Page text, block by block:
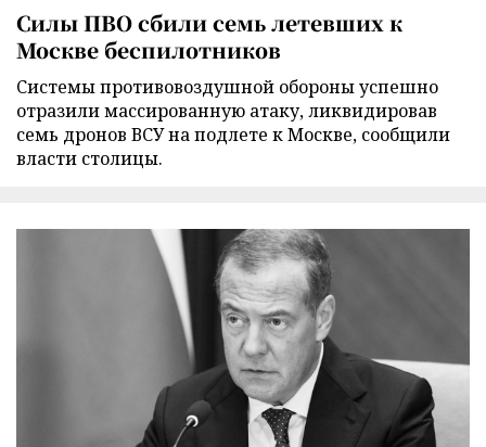
Силы ПВО сбили семь летевших к
Москве беспилотников
Cистемы противовоздушной обороны успешно
отразили массированную атаку, ликвидировав
семь дронов ВСУ на подлете к Москве, сообщили
власти столицы.